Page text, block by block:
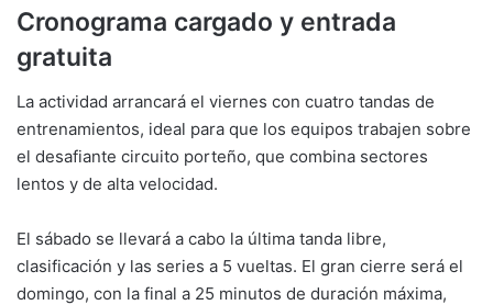
Cronograma cargado y entrada
gratuita
La actividad arrancará el viernes con cuatro tandas de
entrenamientos, ideal para que los equipos trabajen sobre
el desafiante circuito porteño, que combina sectores
lentos y de alta velocidad.
El sábado se llevará a cabo la última tanda libre,
clasificación y las series a 5 vueltas. El gran cierre será el
domingo, con la final a 25 minutos de duración máxima,